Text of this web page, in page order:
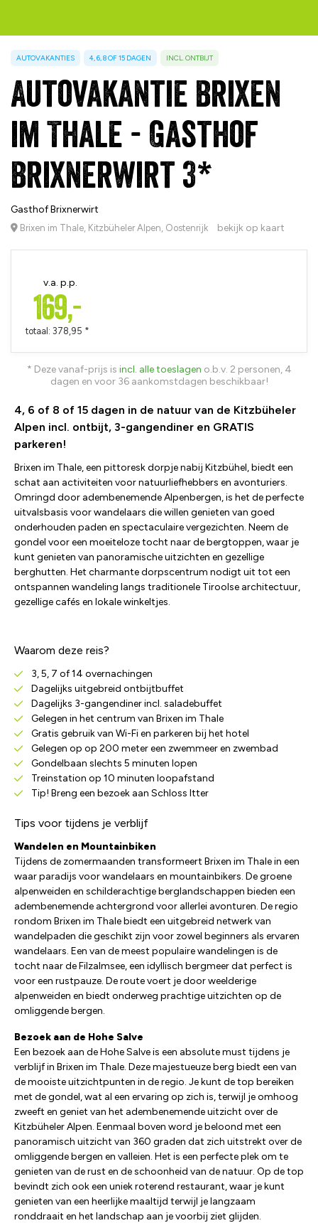
AUTOVAKANTIES 4, 6, 8 OF 15 DAGEN INCL. ONTBIJT
Autovakantie Brixen
im Thale - Gasthof
Brixnerwirt 3*
Gasthof Brixnerwirt
Brixen im Thale, Kitzbüheler Alpen, Oostenrijk bekijk op kaart
v.a. p.p.
169,-
totaal: 378,95 *
* Deze vanaf-prijs is incl. alle toeslagen o.b.v. 2 personen, 4
dagen en voor 36 aankomstdagen beschikbaar!
4, 6 of 8 of 15 dagen in de natuur van de Kitzbüheler
Alpen incl. ontbijt, 3-gangendiner en GRATIS
parkeren!
Brixen im Thale, een pittoresk dorpje nabij Kitzbühel, biedt een
schat aan activiteiten voor natuurliefhebbers en avonturiers.
Omringd door adembenemende Alpenbergen, is het de perfecte
uitvalsbasis voor wandelaars die willen genieten van goed
onderhouden paden en spectaculaire vergezichten. Neem de
gondel voor een moeiteloze tocht naar de bergtoppen, waar je
kunt genieten van panoramische uitzichten en gezellige
berghutten. Het charmante dorpscentrum nodigt uit tot een
ontspannen wandeling langs traditionele Tiroolse architectuur,
gezellige cafés en lokale winkeltjes.
Waarom deze reis?
3, 5, 7 of 14 overnachingen
Dagelijks uitgebreid ontbijtbuffet
Dagelijks 3-gangendiner incl. saladebuffet
Gelegen in het centrum van Brixen im Thale
Gratis gebruik van Wi-Fi en parkeren bij het hotel
Gelegen op op 200 meter een zwemmeer en zwembad
Gondelbaan slechts 5 minuten lopen
Treinstation op 10 minuten loopafstand
Tip! Breng een bezoek aan Schloss Itter
Tips voor tijdens je verblijf
Wandelen en Mountainbiken
Tijdens de zomermaanden transformeert Brixen im Thale in een
waar paradijs voor wandelaars en mountainbikers. De groene
alpenweiden en schilderachtige berglandschappen bieden een
adembenemende achtergrond voor allerlei avonturen. De regio
rondom Brixen im Thale biedt een uitgebreid netwerk van
wandelpaden die geschikt zijn voor zowel beginners als ervaren
wandelaars. Een van de meest populaire wandelingen is de
tocht naar de Filzalmsee, een idyllisch bergmeer dat perfect is
voor een rustpauze. De route voert je door weelderige
alpenweiden en biedt onderweg prachtige uitzichten op de
omliggende bergen.
Bezoek aan de Hohe Salve
Een bezoek aan de Hohe Salve is een absolute must tijdens je
verblijf in Brixen im Thale. Deze majestueuze berg biedt een van
de mooiste uitzichtpunten in de regio. Je kunt de top bereiken
met de gondel, wat al een ervaring op zich is, terwijl je omhoog
zweeft en geniet van het adembenemende uitzicht over de
Kitzbüheler Alpen. Eenmaal boven word je beloond met een
panoramisch uitzicht van 360 graden dat zich uitstrekt over de
omliggende bergen en valleien. Het is een perfecte plek om te
genieten van de rust en de schoonheid van de natuur. Op de top
bevindt zich ook een uniek roterend restaurant, waar je kunt
genieten van een heerlijke maaltijd terwijl je langzaam
ronddraait en het landschap aan je voorbij ziet glijden.